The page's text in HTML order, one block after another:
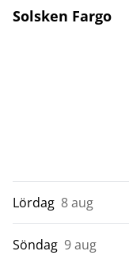
Solsken Fargo
Lördag 8 aug
Söndag 9 aug